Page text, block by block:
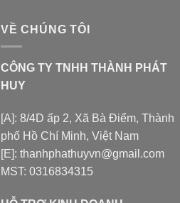
VỀ CHÚNG TÔI
CÔNG TY TNHH THÀNH PHÁT
HUY
[A]: 8/4D ấp 2, Xã Bà Điểm, Thành
phố Hồ Chí Minh, Việt Nam
[E]: thanhphathuyvn@gmail.com
MST: 0316834315